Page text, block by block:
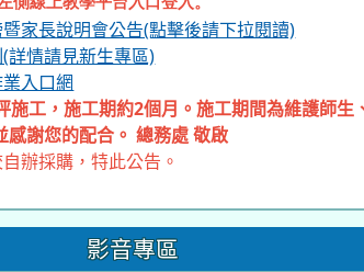
家長說明會公告(點擊後請下拉閱讀)
詳情請見新生專區)
入口網
工，施工期約2個月。施工期間為維護師生
謝您的配合。 總務處 敬啟
辦採購，特此公告。
影音專區